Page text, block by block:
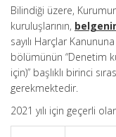
Bilindiği üzere,
kuruluşlarının,
sayılı Harçlar
bölümünün “Denetim
için)” başlıklı birinci
gerekmektedir.
2021 yılı için geçerli